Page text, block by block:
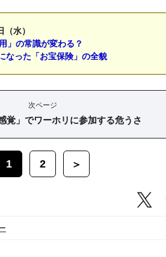
水）
」の常識が変わる？
なった「お宝保険」の全貌
次ページ
覚」でワーホリに参加する危うさ
1 2 ＞